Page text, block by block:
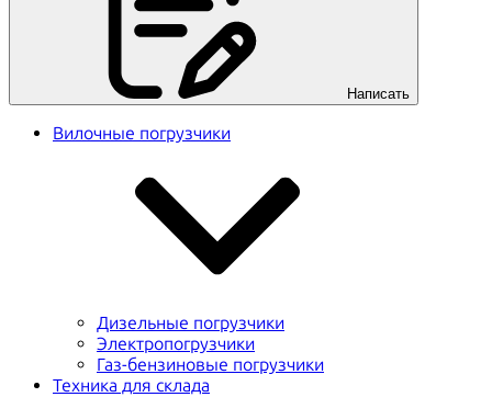
Написать
Вилочные погрузчики
Дизельные погрузчики
Электропогрузчики
Газ-бензиновые погрузчики
Техника для склада